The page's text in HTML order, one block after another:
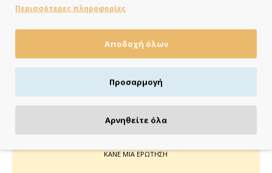
ΚΑΝΕ ΜΙΑ ΕΡΩΤΗΣΗ
Περισσότερες πληροφορίες
Αποδοχή όλων
Προσαρμογή
Αρνηθείτε όλα